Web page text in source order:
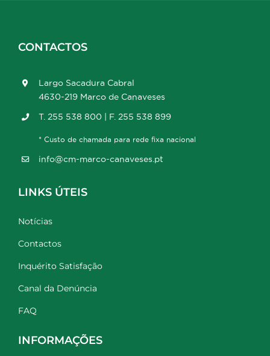
CONTACTOS
Largo Sacadura Cabral
4630-219 Marco de Canaveses
T. 255 538 800 | F. 255 538 899
* Custo de chamada para rede fixa nacional
info@cm-marco-canaveses.pt
LINKS ÚTEIS
Notícias
Contactos
Inquérito Satisfação
Canal da Denúncia
FAQ
INFORMAÇÕES